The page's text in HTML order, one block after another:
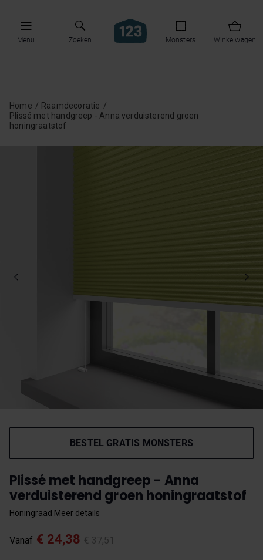
Menu Zoeken Monsters Winkelwagen
Home
Raamdecoratie
Plissé met handgreep - Anna verduisterend groen
honingraatstof
BESTEL GRATIS MONSTERS
Plissé met handgreep - Anna
verduisterend groen honingraatstof
Honingraad Meer details
Vanaf € 37,51
€ 24,38